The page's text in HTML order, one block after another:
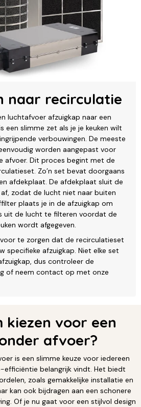
naar recirculatie
luchtafvoer afzuigkap naar een
een slimme zet als je je keuken wilt
verbouwingen. De meeste
worden aangepast voor
afvoer. Dit proces begint met de
Zo’n set bevat doorgaans
afdekplaat. De afdekplaat sluit de
zodat de lucht niet naar buiten
plaats je in de afzuigkap om
uit de lucht te filteren voordat de
wordt afgegeven.
te zorgen dat de recirculatieset
specifieke afzuigkap. Niet elke set
dus controleer de
of neem contact op met onze
kiezen voor een
afvoer?
is een slimme keuze voor iedereen
efficiëntie belangrijk vindt. Het biedt
zoals gemakkelijke installatie en
kan ook bijdragen aan een schonere
Of je nu gaat voor een stijlvol design